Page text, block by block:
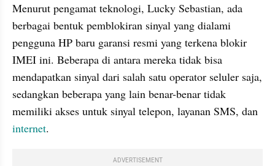
Menurut pengamat teknologi, Lucky Sebastian, ada
berbagai bentuk pemblokiran sinyal yang dialami
pengguna HP baru garansi resmi yang terkena blokir
IMEI ini. Beberapa di antara mereka tidak bisa
mendapatkan sinyal dari salah satu operator seluler saja,
sedangkan beberapa yang lain benar-benar tidak
internet.
ADVERTISEMENT